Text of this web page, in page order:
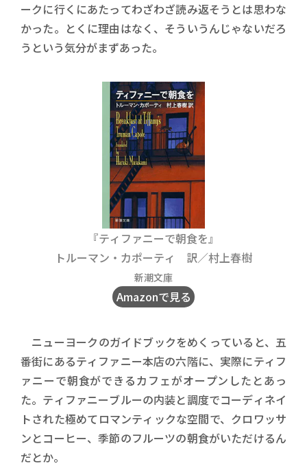
ークに行くにあたってわざわざ読み返そうとは思わな
かった。とくに理由はなく、そういうんじゃないだろ
うという気分がまずあった。
『ティファニーで朝食を』
トルーマン・カポーティ 訳／村上春樹
新潮文庫
Amazonで見る
ニューヨークのガイドブックをめくっていると、五
番街にあるティファニー本店の六階に、実際にティフ
ァニーで朝食ができるカフェがオープンしたとあっ
た。ティファニーブルーの内装と調度でコーディネイ
トされた極めてロマンティックな空間で、クロワッサ
ンとコーヒー、季節のフルーツの朝食がいただけるん
だとか。